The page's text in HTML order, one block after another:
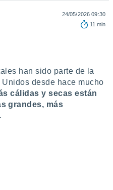
24/05/2026 09:30
11 min
han sido parte de la
desde hace mucho
cálidas y secas están
grandes, más
.